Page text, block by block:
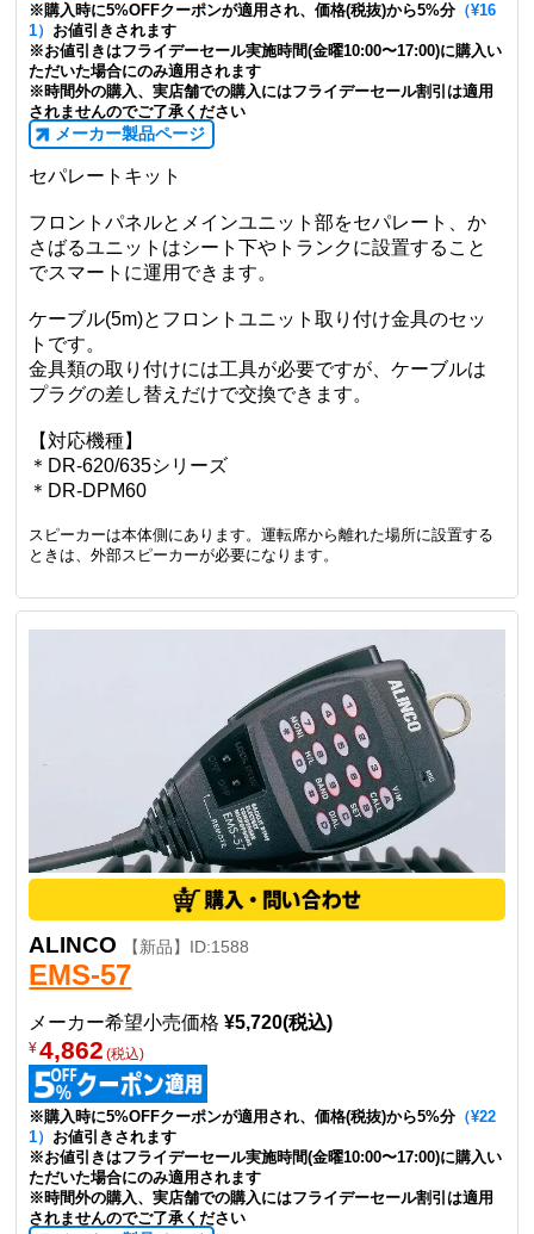
※購入時に5%OFFクーポンが適用され、価格(税抜)から5%分（¥16
1） お値引きされます
※お値引きはフライデーセール実施時間(金曜10:00〜17:00)に購入い
ただいた場合にのみ適用されます
※時間外の購入、実店舗での購入にはフライデーセール割引は適用
されませんのでご了承ください
メーカー製品ページ
セパレートキット
フロントパネルとメインユニット部をセパレート、か
さばるユニットはシート下やトランクに設置すること
でスマートに運用できます。
ケーブル(5m)とフロントユニット取り付け金具のセッ
トです。
金具類の取り付けには工具が必要ですが、ケーブルは
プラグの差し替えだけで交換できます。
【対応機種】
＊DR-620/635シリーズ
＊DR-DPM60
スピーカーは本体側にあります。運転席から離れた場所に設置する
ときは、外部スピーカーが必要になります。
ALINCO 【新品】ID:1588
EMS-57
メーカー希望小売価格¥5,720(税込)
¥4,862 (税込)
※購入時に5%OFFクーポンが適用され、価格(税抜)から5%分（¥22
1） お値引きされます
※お値引きはフライデーセール実施時間(金曜10:00〜17:00)に購入い
ただいた場合にのみ適用されます
※時間外の購入、実店舗での購入にはフライデーセール割引は適用
されませんのでご了承ください